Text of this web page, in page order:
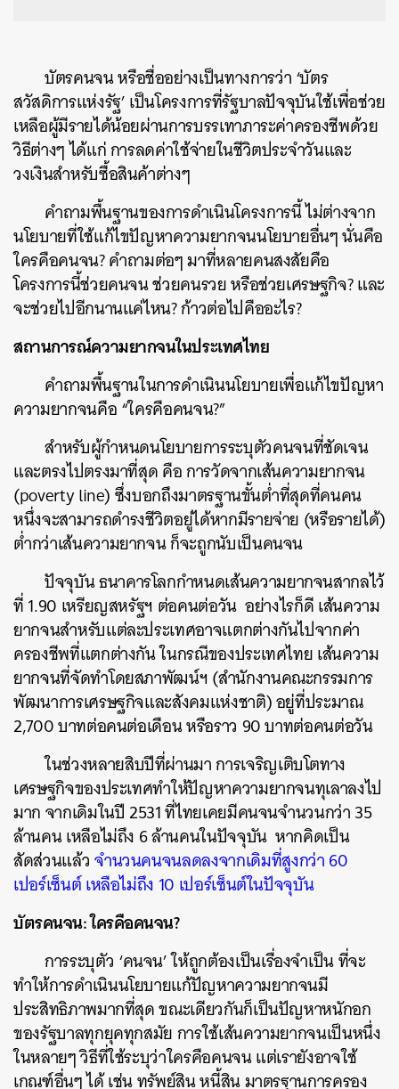
บัตรคนจน หรือชื่ออย่างเป็นทางการว่า ‘บัตร
สวัสดิการแห่งรัฐ’ เป็นโครงการที่รัฐบาลปัจจุบันใช้เพื่อช่วย
เหลือผู้มีรายได้น้อยผ่านการบรรเทาภาระค่าครองชีพด้วย
วิธีต่างๆ ได้แก่ การลดค่าใช้จ่ายในชีวิตประจำวันและ
วงเงินสำหรับซื้อสินค้าต่างๆ
คำถามพื้นฐานของการดำเนินโครงการนี้ ไม่ต่างจาก
นโยบายที่ใช้แก้ไขปัญหาความยากจนนโยบายอื่นๆ นั่นคือ
ใครคือคนจน? คำถามต่อๆ มาที่หลายคนสงสัยคือ
โครงการนี้ช่วยคนจน ช่วยคนรวย หรือช่วยเศรษฐกิจ? และ
จะช่วยไปอีกนานแค่ไหน? ก้าวต่อไปคืออะไร?
สถานการณ์ความยากจนในประเทศไทย
คำถามพื้นฐานในการดำเนินนโยบายเพื่อแก้ไขปัญหา
ความยากจนคือ “ใครคือคนจน?”
สำหรับผู้กำหนดนโยบายการระบุตัวคนจนที่ชัดเจน
และตรงไปตรงมาที่สุด คือ การวัดจากเส้นความยากจน
(poverty line) ซึ่งบอกถึงมาตรฐานขั้นต่ำที่สุดที่คนคน
หนึ่งจะสามารถดำรงชีวิตอยู่ได้หากมีรายจ่าย (หรือรายได้)
ต่ำกว่าเส้นความยากจน ก็จะถูกนับเป็นคนจน
ปัจจุบัน ธนาคารโลกกำหนดเส้นความยากจนสากลไว้
ที่ 1.90 เหรียญสหรัฐฯ ต่อคนต่อวัน อย่างไรก็ดี เส้นความ
ยากจนสำหรับแต่ละประเทศอาจแตกต่างกันไปจากค่า
ครองชีพที่แตกต่างกัน ในกรณีของประเทศไทย เส้นความ
ยากจนที่จัดทำโดยสภาพัฒน์ฯ (สำนักงานคณะกรรมการ
พัฒนาการเศรษฐกิจและสังคมแห่งชาติ) อยู่ที่ประมาณ
2,700 บาทต่อคนต่อเดือน หรือราว 90 บาทต่อคนต่อวัน
ในช่วงหลายสิบปีที่ผ่านมา การเจริญเติบโตทาง
เศรษฐกิจของประเทศทำให้ปัญหาความยากจนทุเลาลงไป
มาก จากเดิมในปี 2531 ที่ไทยเคยมีคนจนจำนวนกว่า 35
ล้านคน เหลือไม่ถึง 6 ล้านคนในปัจจุบัน หากคิดเป็น
สัดส่วนแล้วจำนวนคนจนลดลงจากเดิมที่สูงกว่า 60
เปอร์เซ็นต์ เหลือไม่ถึง 10 เปอร์เซ็นต์ในปัจจุบัน
บัตรคนจน: ใครคือคนจน?
การระบุตัว ‘คนจน’ ให้ถูกต้องเป็นเรื่องจำเป็น ที่จะ
ทำให้การดำเนินนโยบายแก้ปัญหาความยากจนมี
ประสิทธิภาพมากที่สุด ขณะเดียวกันก็เป็นปัญหาหนักอก
ของรัฐบาลทุกยุคทุกสมัย การใช้เส้นความยากจนเป็นหนึ่ง
ในหลายๆ วิธีที่ใช้ระบุว่าใครคือคนจน แต่เรายังอาจใช้
เกณฑ์อื่นๆ ได้ เช่น ทรัพย์สิน หนี้สิน มาตรฐานการครอง